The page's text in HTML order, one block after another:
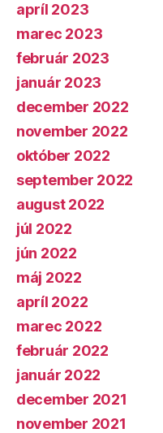
apríl 2023
marec 2023
február 2023
január 2023
december 2022
november 2022
október 2022
september 2022
august 2022
júl 2022
jún 2022
máj 2022
apríl 2022
marec 2022
február 2022
január 2022
december 2021
november 2021